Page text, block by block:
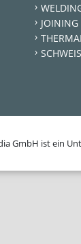
JOINING
GmbH ist ein